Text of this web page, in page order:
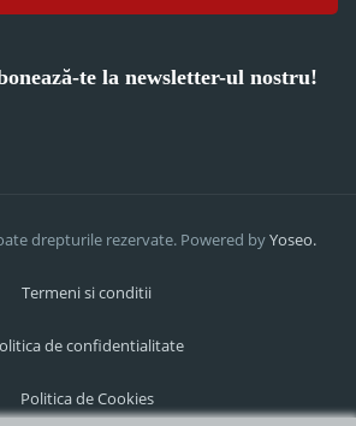
te la newsletter-ul nostru!
drepturile rezervate. Powered byYoseo.
Termeni si conditii
de confidentialitate
Politica de Cookies